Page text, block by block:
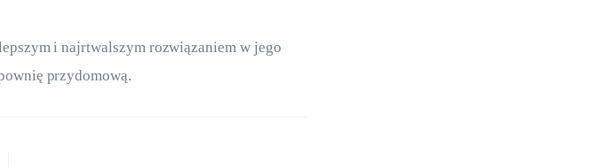
i najrtwalszym rozwiązaniem w jego
przydomową.